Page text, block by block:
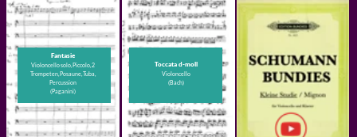
Circulum
Klavier